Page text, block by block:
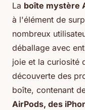
La boîte mystère
à l'élément de
nombreux
déballage avec
joie et la curiosité
découverte des
boîte, contenant
AirPods, des